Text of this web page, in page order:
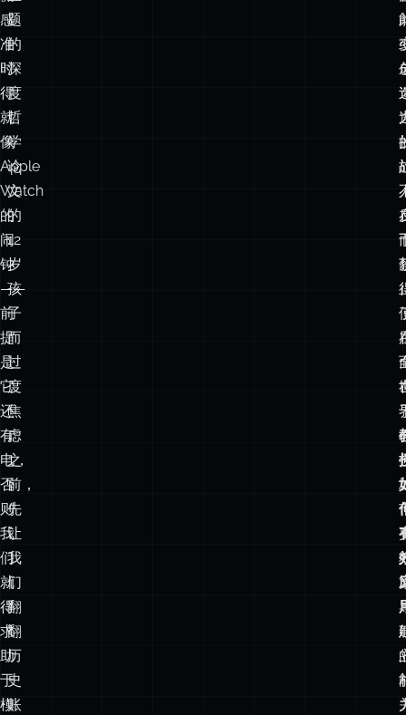
感
准
时
得
就
像
Apple
Watch
的
闹
钟
——
前
提
是
它
还
有
电，
否
则
我
们
就
得
求
助
于
模
题
的
深
度
哲
学
论
文
的
12
岁
孩
子
而
过
度
焦
虑
之
前，
先
让
我
们
翻
翻
历
史
账